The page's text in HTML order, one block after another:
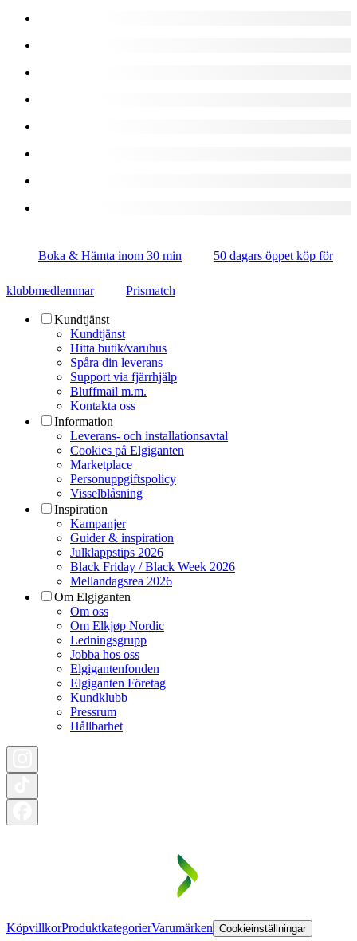
Boka & Hämta inom 30 min 50 dagars öppet köp för
klubbmedlemmar Prismatch
Kundtjänst
Kundtjänst
Hitta butik/varuhus
Spåra din leverans
Support via fjärrhjälp
Bluffmail m.m.
Kontakta oss
Information
Leverans- och installationsavtal
Cookies på Elgiganten
Marketplace
Personuppgiftspolicy
Visselblåsning
Inspiration
Kampanjer
Guider & inspiration
Julklappstips 2026
Black Friday / Black Week 2026
Mellandagsrea 2026
Om Elgiganten
Om oss
Om Elkjøp Nordic
Ledningsgrupp
Jobba hos oss
Elgigantenfonden
Elgiganten Företag
Kundklubb
Pressrum
Hållbarhet
KöpvillkorProduktkategorierVarumärken Cookieinställningar